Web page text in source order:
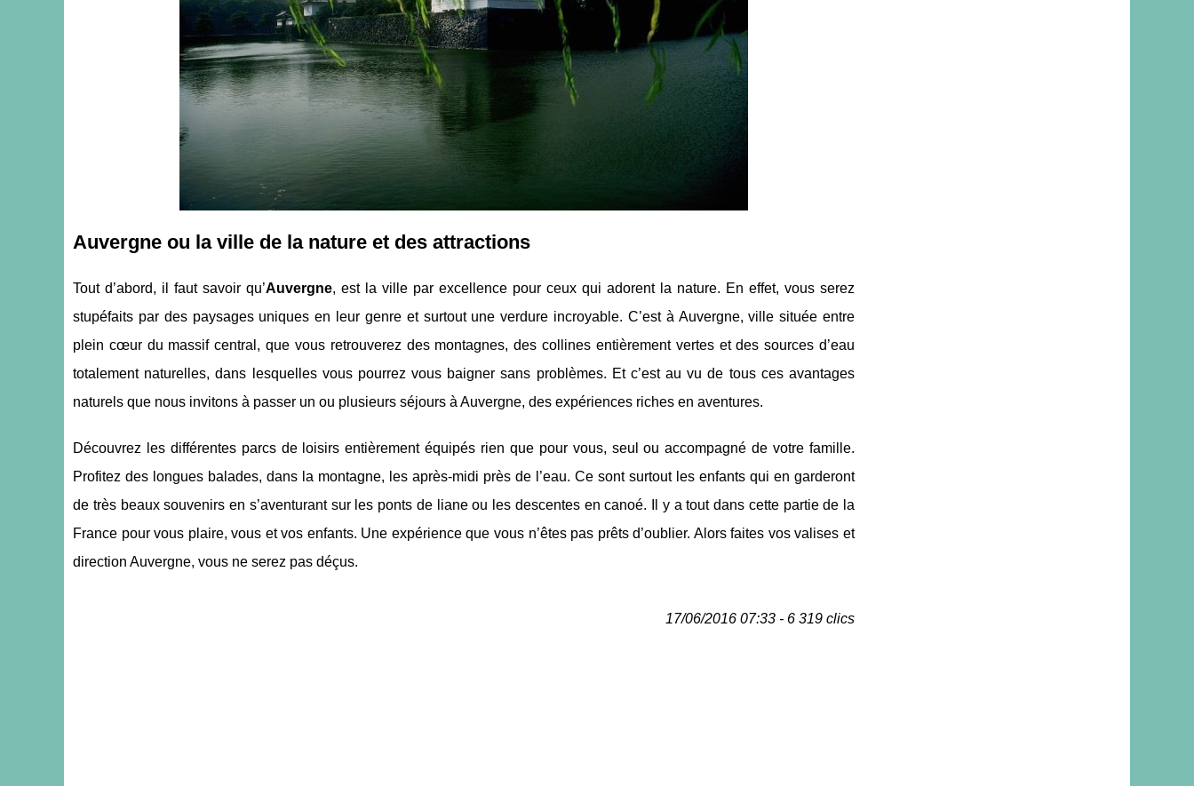
Auvergne ou la ville de la nature et des attractions
Tout d’abord, il faut savoir qu’Auvergne, est la ville par excellence pour ceux qui adorent la nature. En effet, vous serez
stupéfaits par des paysages uniques en leur genre et surtout une verdure incroyable. C’est à Auvergne, ville située entre
plein cœur du massif central, que vous retrouverez des montagnes, des collines entièrement vertes et des sources d’eau
totalement naturelles, dans lesquelles vous pourrez vous baigner sans problèmes. Et c’est au vu de tous ces avantages
naturels que nous invitons à passer un ou plusieurs séjours à Auvergne, des expériences riches en aventures.
Découvrez les différentes parcs de loisirs entièrement équipés rien que pour vous, seul ou accompagné de votre famille.
Profitez des longues balades, dans la montagne, les après-midi près de l’eau. Ce sont surtout les enfants qui en garderont
de très beaux souvenirs en s’aventurant sur les ponts de liane ou les descentes en canoé. Il y a tout dans cette partie de la
France pour vous plaire, vous et vos enfants. Une expérience que vous n’êtes pas prêts d’oublier. Alors faites vos valises et
direction Auvergne, vous ne serez pas déçus.
17/06/2016 07:33 - 6 319 clics